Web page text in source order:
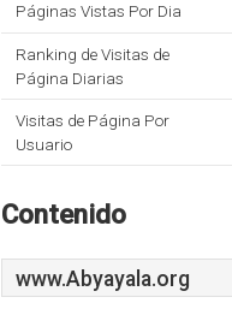
Páginas Vistas Por Dia
Ranking de Visitas de
Página Diarias
Visitas de Página Por
Usuario
Contenido
www.Abyayala.org